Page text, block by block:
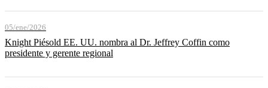
05/ene/2026
Knight Piésold EE. UU. nombra al Dr. Jeffrey Coffin como
presidente y gerente regional